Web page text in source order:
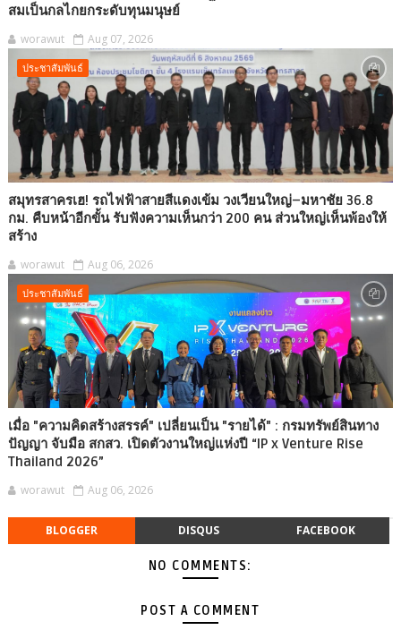
สมเป็นกลไกยกระดับทุนมนุษย์
worawut Aug 07, 2026
ประชาสัมพันธ์
สมุทรสาครเฮ! รถไฟฟ้าสายสีแดงเข้ม วงเวียนใหญ่–มหาชัย 36.8
กม. คืบหน้าอีกขั้น รับฟังความเห็นกว่า 200 คน ส่วนใหญ่เห็นพ้องให้
สร้าง
worawut Aug 06, 2026
ประชาสัมพันธ์
เมื่อ "ความคิดสร้างสรรค์" เปลี่ยนเป็น "รายได้" : กรมทรัพย์สินทาง
ปัญญา จับมือ สกสว. เปิดตัวงานใหญ่แห่งปี “IP x Venture Rise
Thailand 2026”
worawut Aug 06, 2026
BLOGGER DISQUS FACEBOOK
NO COMMENTS:
POST A COMMENT